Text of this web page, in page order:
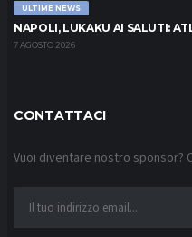
ULTIME NEWS
NAPOLI, LUKAKU AI SALUTI:
7 AGOSTO 2026
CONTATTACI
Vuoi diventare nostro sponsor?